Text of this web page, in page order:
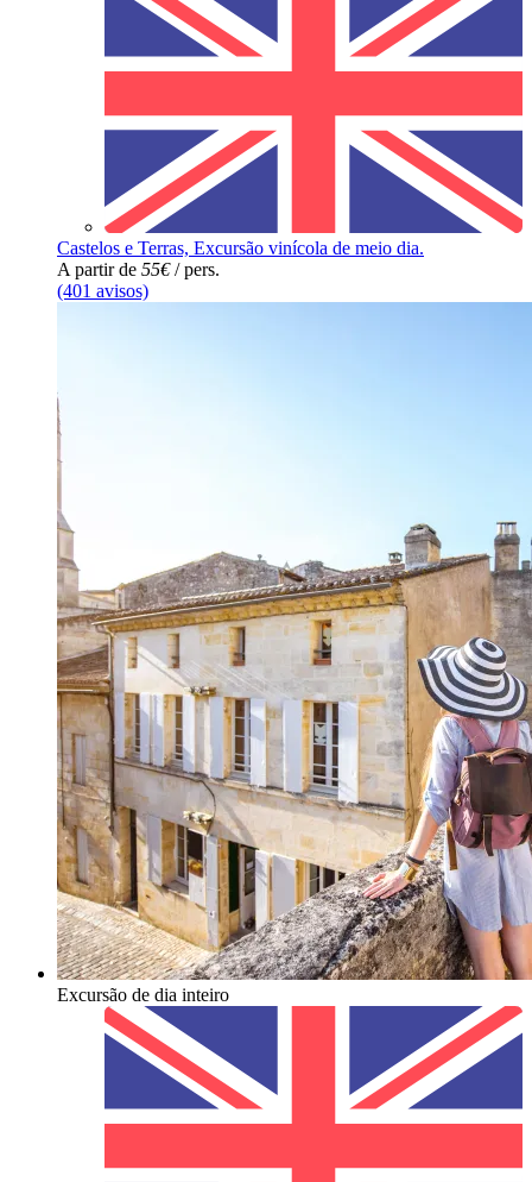
Castelos e Terras, Excursão vinícola de meio dia.
A partir de 55€/ pers.
(401 avisos)
Excursão de dia inteiro